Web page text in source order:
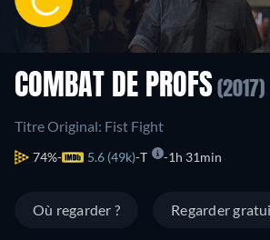
COMBAT DE PROFS (2017)
Titre Original: Fist Fight
74% 5.6 (49k) T 1h 31min
Où regarder ? Regarder